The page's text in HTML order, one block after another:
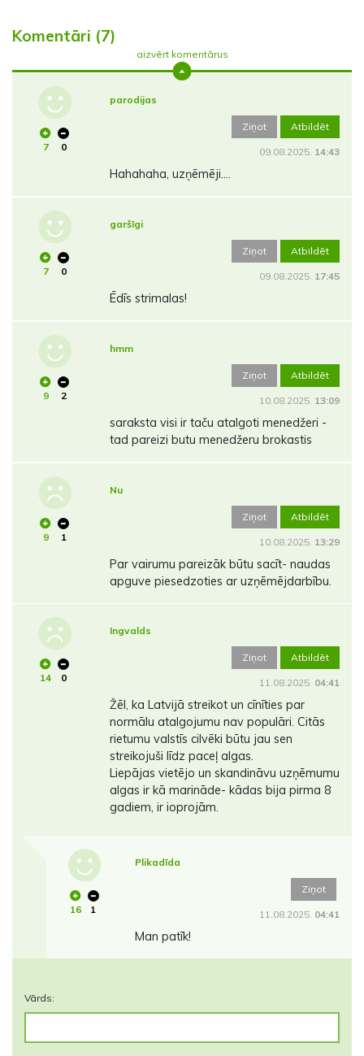
Komentāri (7)
aizvērt komentārus
7 0
parodijas
Ziņot Atbildēt
09.08.2025. 14:43
Hahahaha, uzņēmēji....
7 0
garšīgi
Ziņot Atbildēt
09.08.2025. 17:45
Ēdīs strimalas!
9 2
hmm
Ziņot Atbildēt
10.08.2025. 13:09
saraksta visi ir taču atalgoti menedžeri -
tad pareizi butu menedžeru brokastis
9 1
Nu
Ziņot Atbildēt
10.08.2025. 13:29
Par vairumu pareizāk būtu sacīt- naudas
apguve piesedzoties ar uzņēmējdarbību.
14 0
Ingvalds
Ziņot Atbildēt
11.08.2025. 04:41
Žēl, ka Latvijā streikot un cīnīties par
normālu atalgojumu nav populāri. Citās
rietumu valstīs cilvēki būtu jau sen
streikojuši līdz paceļ algas.
Liepājas vietējo un skandināvu uzņēmumu
algas ir kā marināde- kādas bija pirma 8
gadiem, ir ioprojām.
16 1
Plikadīda
Ziņot
11.08.2025. 04:41
Man patīk!
Vārds: